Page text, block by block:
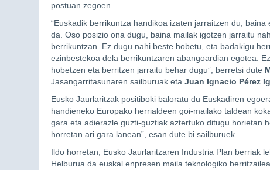
postuan zegoen.
“Euskadik berrikuntza handikoa izaten jarraitzen du,
da. Oso posizio ona dugu, baina mailak igotzen jarraitu
berrikuntzan. Ez dugu nahi beste hobetu, eta badakigu
ezinbestekoa dela berrikuntzaren abangoardian egotea.
hobetzen eta berritzen jarraitu behar dugu”, berretsi dute
Jasangarritasunaren sailburuak eta Juan Ignacio Pérez
Eusko Jaurlaritzak positiboki baloratu du Euskadiren
handieneko Europako herrialdeen goi-mailako taldean
gara eta adierazle guzti-guztiak aztertuko ditugu horietan
horretan ari gara lanean”, esan dute bi sailburuek.
Ildo horretan, Eusko Jaurlaritzaren Industria Plan berriak
Helburua da euskal enpresen maila teknologiko